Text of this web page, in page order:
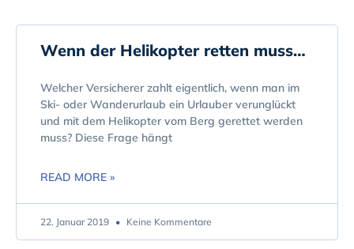
Wenn der Helikopter retten muss…
Welcher Versicherer zahlt eigentlich, wenn man im
Ski- oder Wanderurlaub ein Urlauber verunglückt
und mit dem Helikopter vom Berg gerettet werden
muss? Diese Frage hängt
READ MORE »
22. Januar 2019 Keine Kommentare